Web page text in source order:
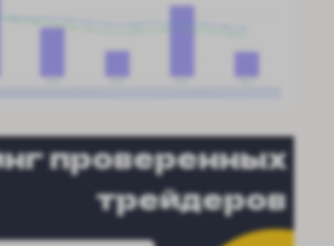
проверенных
трейдеров